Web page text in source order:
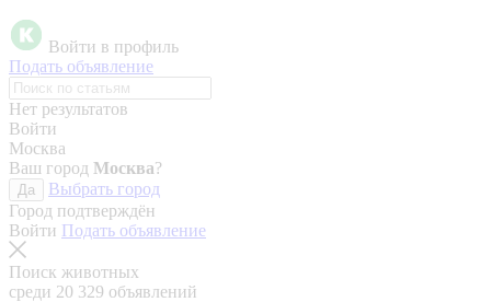
Войти в профиль
Подать объявление
Нет результатов
Войти
Москва
Ваш город Москва?
Да
Выбрать город
Город подтверждён
Войти Подать объявление
Поиск животных
среди 20 329 объявлений